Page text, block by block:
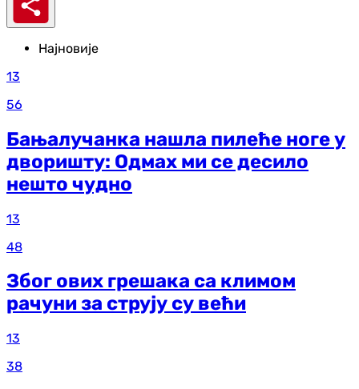
Најновије
13
56
Бањалучанка нашла пилеће ноге у
дворишту: Одмах ми се десило
нешто чудно
13
48
Због ових грешака са климом
рачуни за струју су већи
13
38